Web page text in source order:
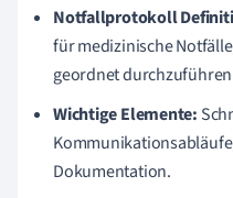
Notfallprotokoll
für medizinische
geordnet
Wichtige Elemente:
Dokumentation.